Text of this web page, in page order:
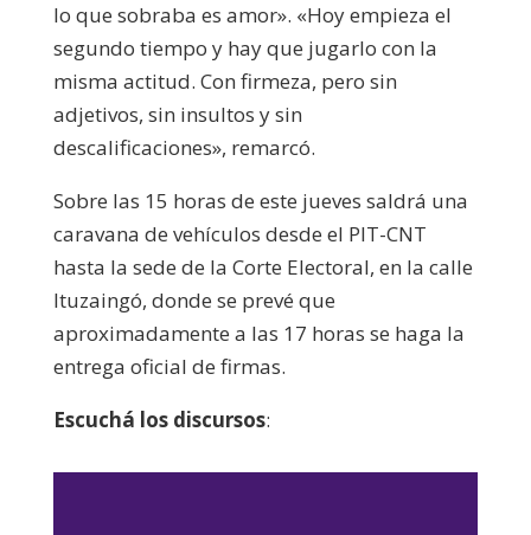
lo que sobraba es amor». «Hoy empieza el
segundo tiempo y hay que jugarlo con la
misma actitud. Con firmeza, pero sin
adjetivos, sin insultos y sin
descalificaciones», remarcó.
Sobre las 15 horas de este jueves saldrá una
caravana de vehículos desde el PIT-CNT
hasta la sede de la Corte Electoral, en la calle
Ituzaingó, donde se prevé que
aproximadamente a las 17 horas se haga la
entrega oficial de firmas.
Escuchá los discursos: